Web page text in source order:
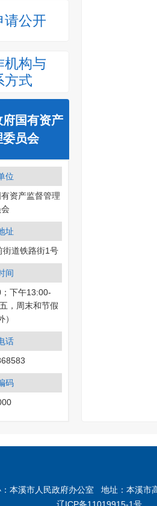
请公开
机构与
方式
国有资产
委员会
位
资产监督管理
址
街道铁路街1号
间
；下午13:00-
，周末和节假
）
话
码
：本溪市人民政府办公室 地址：本溪